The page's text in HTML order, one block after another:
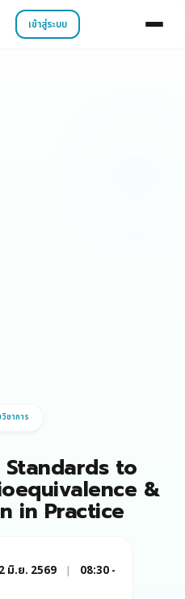
เข้าสู่ระบบ
ชาการ
to
&
in Practice
มิ.ย. 2569 |
08:30 -